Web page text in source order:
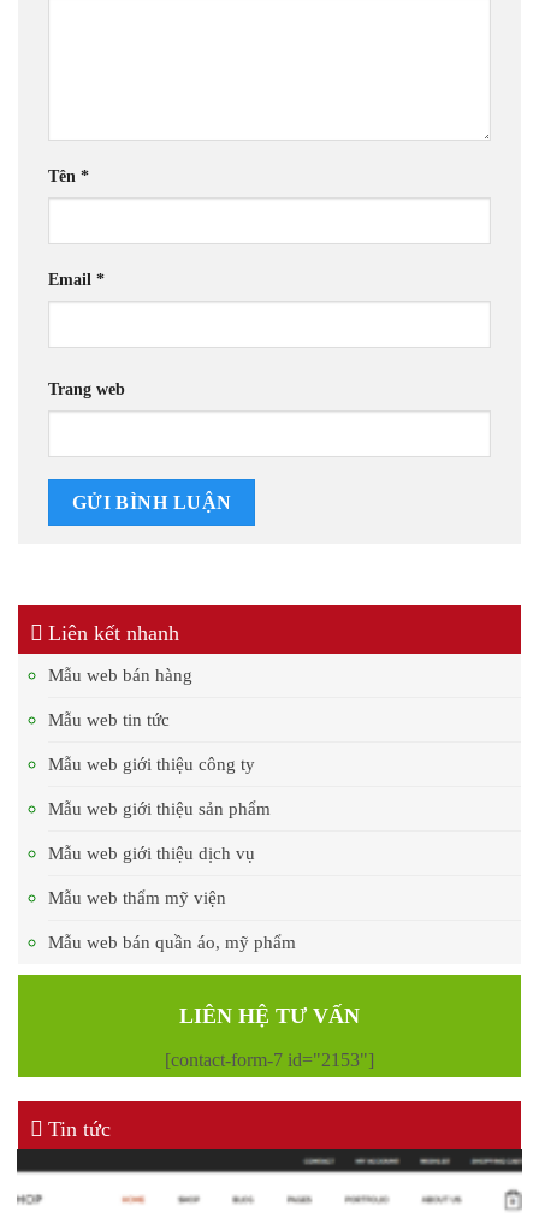
Tên *
Email *
Trang web
Liên kết nhanh
Mẫu web bán hàng
Mẫu web tin tức
Mẫu web giới thiệu công ty
Mẫu web giới thiệu sản phẩm
Mẫu web giới thiệu dịch vụ
Mẫu web thẩm mỹ viện
Mẫu web bán quần áo, mỹ phẩm
LIÊN HỆ TƯ VẤN
[contact-form-7 id="2153"]
Tin tức